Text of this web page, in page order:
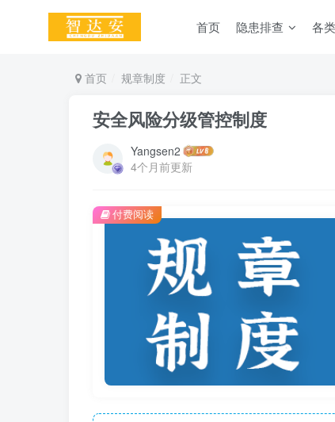
首页 隐患排查 各
首页 规章制度 正文
安全风险分级管控制度
Yangsen2
4个月前更新
付费阅读